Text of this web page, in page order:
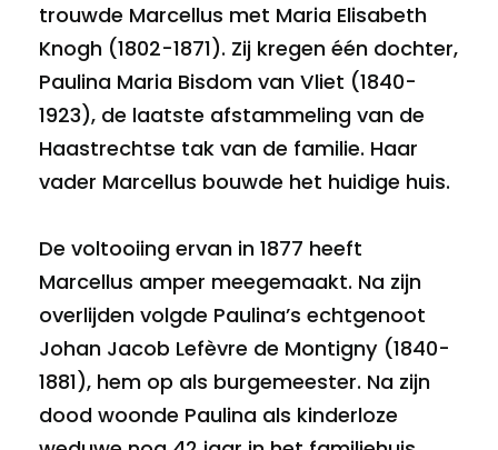
trouwde Marcellus met Maria Elisabeth
Knogh (1802-1871). Zij kregen één dochter,
Paulina Maria Bisdom van Vliet (1840-
1923), de laatste afstammeling van de
Haastrechtse tak van de familie. Haar
vader Marcellus bouwde het huidige huis.
De voltooiing ervan in 1877 heeft
Marcellus amper meegemaakt. Na zijn
overlijden volgde Paulina’s echtgenoot
Johan Jacob Lefèvre de Montigny (1840-
1881), hem op als burgemeester. Na zijn
dood woonde Paulina als kinderloze